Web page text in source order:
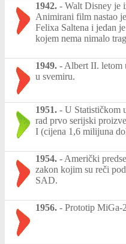
1942. - Walt Disney je
Animirani film nastao
Felixa Saltena i jedan
kojem nema nimalo
1949. - Albert II. letom
u svemiru.
1951. - U Statističkom
rad prvo serijski
I (cijena 1,6 milijuna
1954. - Američki
zakon kojim su reči
SAD.
1956. - Prototip MiGa-